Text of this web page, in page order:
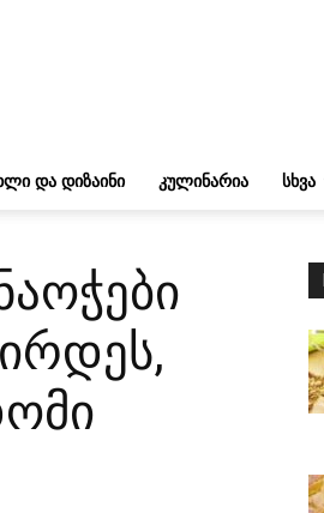
ᲓᲐ ᲓᲘᲖᲐᲘᲜᲘ ᲙᲣᲚᲘᲜᲐᲠᲘᲐ ᲡᲮᲕᲐ